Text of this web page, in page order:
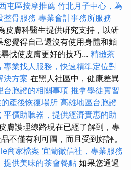
屯區按摩推薦 竹北月子中心，為
整骨服務 專業會計事務所服務
皮膚科醫生提供研究支持，以研
覺得自己還沒有使用身體和麵
找使皮膚更好的技巧... 精緻茶
專業找人服務，快速精準定位對
決方案 在黑人社區中，健康差異
台胞證的相關事項 推拿學徒實習
產後恢復場所 高雄地區台胞證
平價助聽器，提供經濟實惠的助
膚護理線路現在已經了解到，專
不僅有利可圖，而且受到好評。
商家檔案 宜蘭徵信社，專業服務
提供美味的茶會餐點 如果您通過